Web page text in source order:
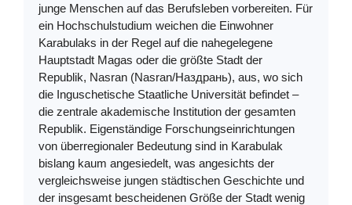
junge Menschen auf das Berufsleben vorbereiten. Für
ein Hochschulstudium weichen die Einwohner
Karabulaks in der Regel auf die nahegelegene
Hauptstadt Magas oder die größte Stadt der
Republik, Nasran (Nasran/Наздрань), aus, wo sich
die Inguschetische Staatliche Universität befindet –
die zentrale akademische Institution der gesamten
Republik. Eigenständige Forschungseinrichtungen
von überregionaler Bedeutung sind in Karabulak
bislang kaum angesiedelt, was angesichts der
vergleichsweise jungen städtischen Geschichte und
der insgesamt bescheidenen Größe der Stadt wenig